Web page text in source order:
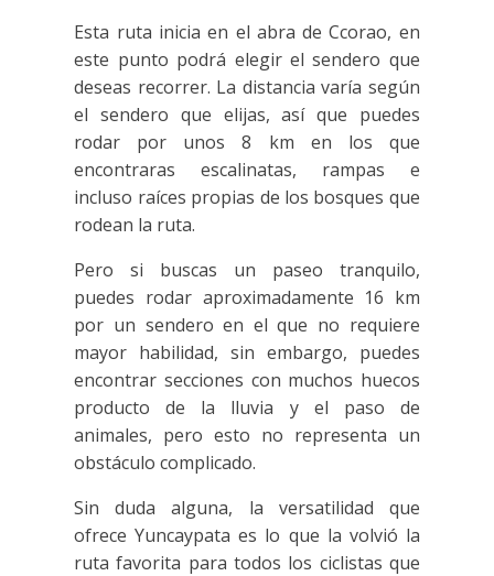
Esta ruta inicia en el abra de Ccorao, en
este punto podrá elegir el sendero que
deseas recorrer. La distancia varía según
el sendero que elijas, así que puedes
rodar por unos 8 km en los que
encontraras escalinatas, rampas e
incluso raíces propias de los bosques que
rodean la ruta.
Pero si buscas un paseo tranquilo,
puedes rodar aproximadamente 16 km
por un sendero en el que no requiere
mayor habilidad, sin embargo, puedes
encontrar secciones con muchos huecos
producto de la lluvia y el paso de
animales, pero esto no representa un
obstáculo complicado.
Sin duda alguna, la versatilidad que
ofrece Yuncaypata es lo que la volvió la
ruta favorita para todos los ciclistas que